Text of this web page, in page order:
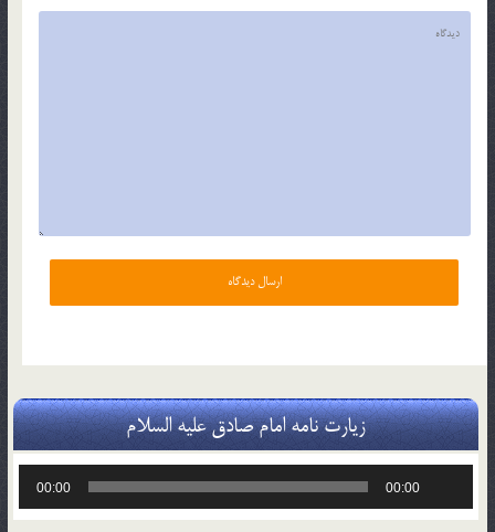
زیارت نامه امام صادق علیه السلام
00:00
00:00